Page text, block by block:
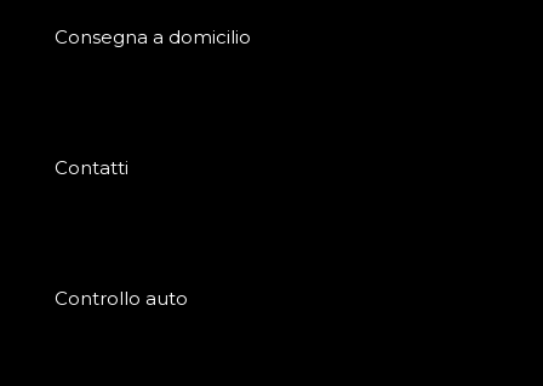
Consegna a domicilio
Contatti
Controllo auto